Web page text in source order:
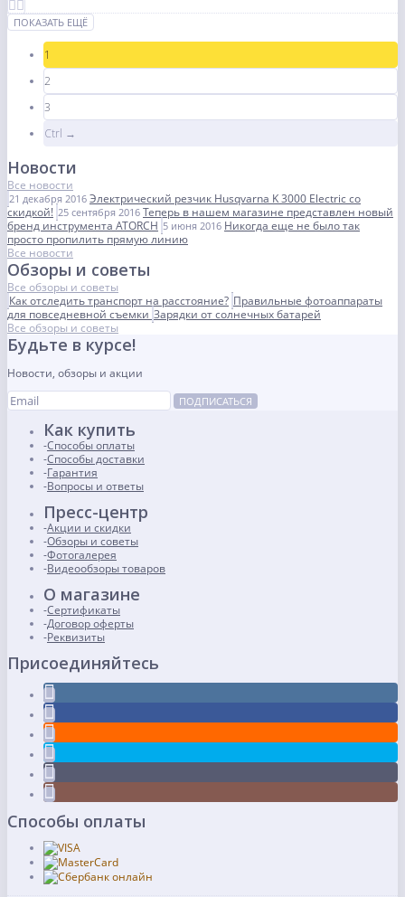
ПОКАЗАТЬ ЕЩЁ
1
2
3
Ctrl →
Новости
Все новости
21 декабря 2016 Электрический резчик Husqvarna K 3000 Electric со
скидкой! 25 сентября 2016 Теперь в нашем магазине представлен новый
бренд инструмента ATORCH 5 июня 2016 Никогда еще не было так
просто пропилить прямую линию
Все новости
Обзоры и советы
Все обзоры и советы
Как отследить транспорт на расстояние? Правильные фотоаппараты
для повседневной съемки Зарядки от солнечных батарей
Все обзоры и советы
Будьте в курсе!
Новости, обзоры и акции
ПОДПИСАТЬСЯ
Как купить
Способы оплаты
Способы доставки
Гарантия
Вопросы и ответы
Пресс-центр
Акции и скидки
Обзоры и советы
Фотогалерея
Видеообзоры товаров
О магазине
Сертификаты
Договор оферты
Реквизиты
Присоединяйтесь
Способы оплаты